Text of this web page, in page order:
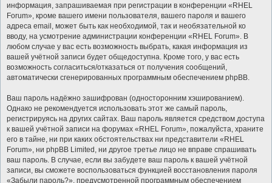
информация, запрашиваемая при регистрации в конференции «RHEL
Forum», кроме вашего имени пользователя, вашего пароля и вашего
адреса email, может быть как необходимой, так и необязательной ко
вводу, на усмотрение администрации конференции «RHEL Forum». В
любом случае у вас есть возможность выбрать, какая информация из
вашей учётной записи будет общедоступна. Кроме того, у вас есть
возможность согласиться/отказаться от получения сообщений,
автоматически сгенерированных программным обеспечением phpBB.
Ваш пароль надёжно зашифрован (односторонним хэшированием).
Однако не рекомендуется использовать этот же самый пароль,
регистрируясь на других сайтах. Ваш пароль является средством доступа
к вашей учётной записи на форумах «RHEL Forum», пожалуйста, храните
его в тайне, ни при каких обстоятельствах ни представители «RHEL
Forum», ни phpBB Limited, ни другое третье лицо не вправе спрашивать
ваш пароль. В случае, если вы забудете ваш пароль к вашей учётной
записи, вы сможете воспользоваться функцией восстановления пароля
«Забыли пароль?», предусмотренной программным обеспечением